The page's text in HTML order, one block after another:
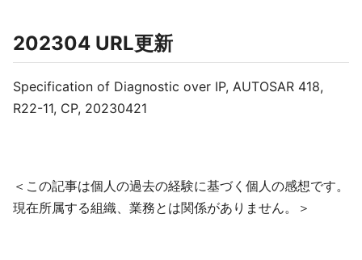
202304 URL更新
Specification of Diagnostic over IP, AUTOSAR 418,
R22-11, CP, 20230421
＜この記事は個人の過去の経験に基づく個人の感想です。
現在所属する組織、業務とは関係がありません。＞